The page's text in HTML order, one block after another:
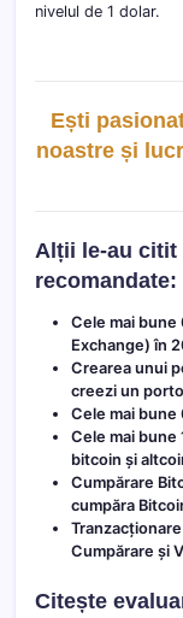
nivelul de 1 dolar.
Ești
noastre și
Alții le-au citit
recomandate:
Cele mai
Exchange) în
Crearea unui
creezi un
Cele mai
Cele mai
bitcoin și
Cumpărare
cumpăra
Cumpărare și
Citește